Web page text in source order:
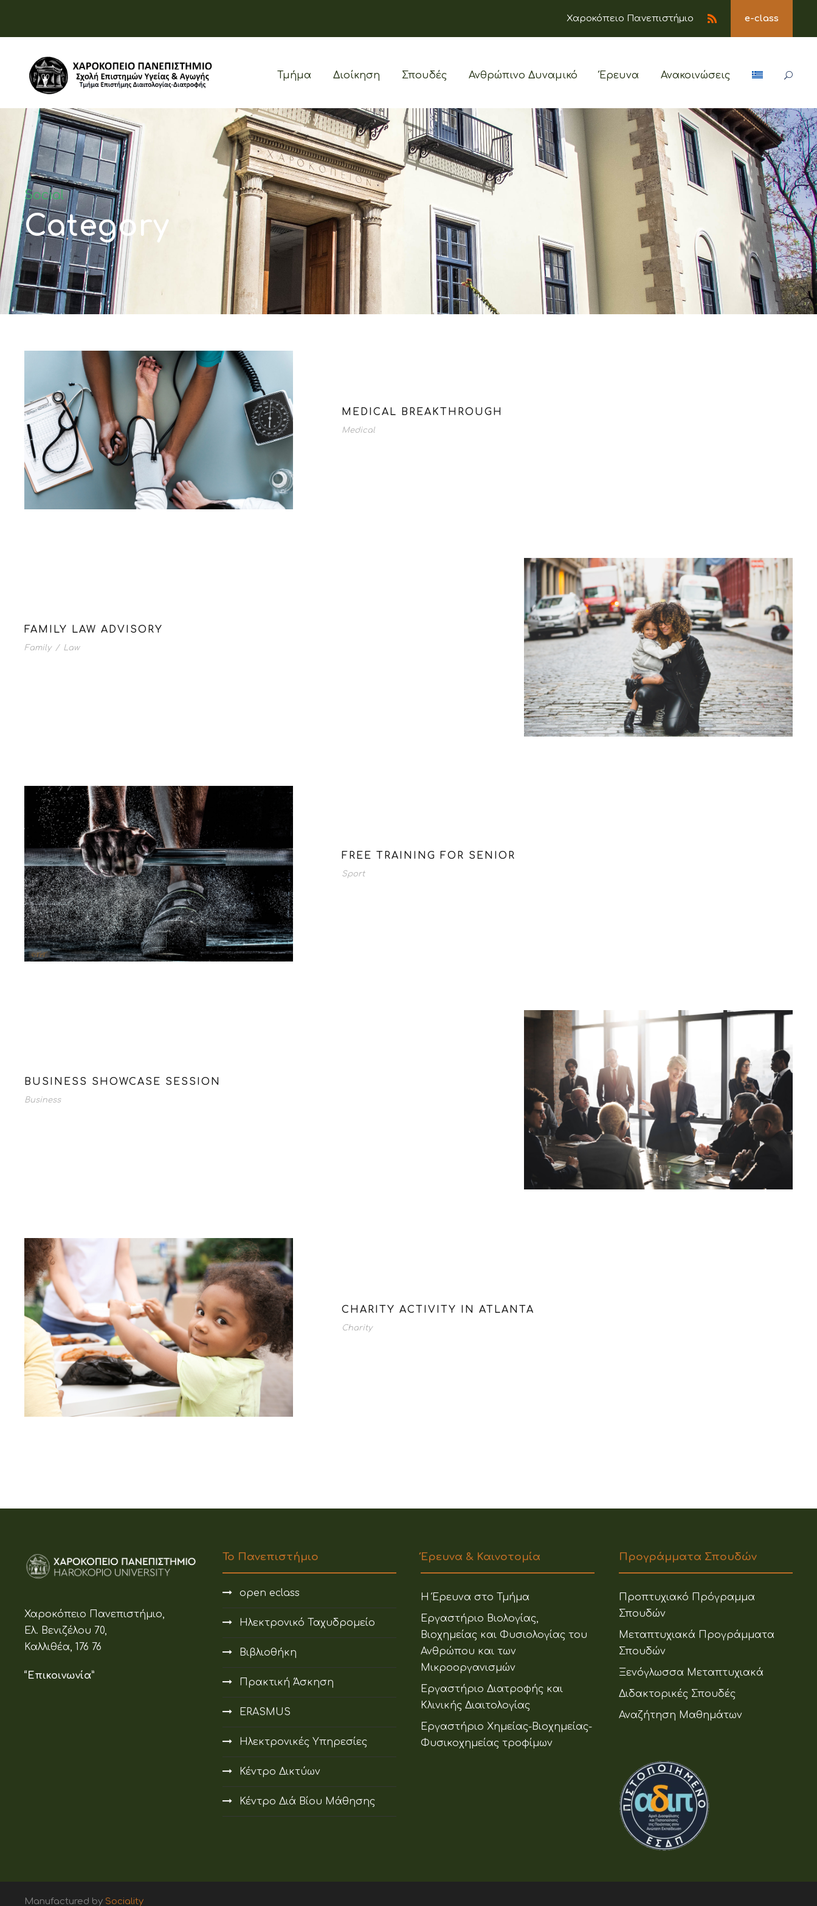
Χαροκόπειο Πανεπιστήμιο e-class
Τμήμα Διοίκηση Σπουδές Ανθρώπινο Δυναμικό Έρευνα Ανακοινώσεις
Social
Category
MEDICAL BREAKTHROUGH
Medical
FAMILY LAW ADVISORY
Family / Law
FREE TRAINING FOR SENIOR
Sport
BUSINESS SHOWCASE SESSION
Business
CHARITY ACTIVITY IN ATLANTA
Charity
Χαροκόπειο Πανεπιστήμιο,
Ελ. Βενιζέλου 70,
Καλλιθέα, 176 76
“Επικοινωνία”
Το Πανεπιστήμιο
open eclass
Ηλεκτρονικό Ταχυδρομείο
Βιβλιοθήκη
Πρακτική Άσκηση
ERASMUS
Ηλεκτρονικές Υπηρεσίες
Κέντρο Δικτύων
Κέντρο Διά Βίου Μάθησης
Έρευνα & Καινοτομία
Η Έρευνα στο Τμήμα
Εργαστήριο Βιολογίας,
Βιοχημείας και Φυσιολογίας του
Ανθρώπου και των
Μικροοργανισμών
Εργαστήριο Διατροφής και
Κλινικής Διαιτολογίας
Εργαστήριο Χημείας-Βιοχημείας-
Φυσικοχημείας τροφίμων
Προγράμματα Σπουδών
Προπτυχιακό Πρόγραμμα
Σπουδών
Μεταπτυχιακά Προγράμματα
Σπουδών
Ξενόγλωσσα Μεταπτυχιακά
Διδακτορικές Σπουδές
Αναζήτηση Μαθημάτων
Manufactured by Sociality